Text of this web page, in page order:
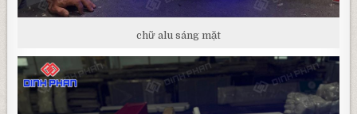
chữ alu sáng mặt